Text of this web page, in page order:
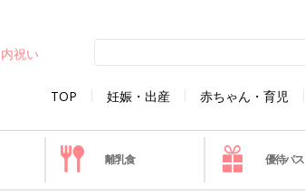
TOP 妊娠・出産 赤ちゃん・育児
内祝い
離乳食 優待パス